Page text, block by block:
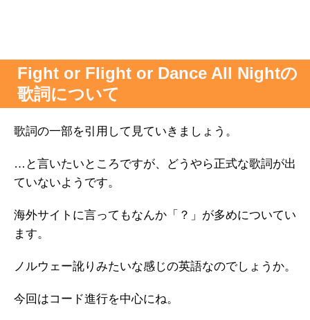
Fight or Flight or Dance All Nightの
歌詞について
歌詞の一部を引用して見ていきましょう。
…と言いたいところですが、どうやら正式な歌詞が出
ていないようです。
海外サイトに言ってもなんか「？」が多めについてい
ます。
ノルウェー訛りみたいな感じの英語なのでしょうか。
今回はコード進行を中心にね。